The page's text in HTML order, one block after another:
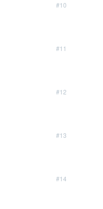
#10
#11
#12
#13
#14